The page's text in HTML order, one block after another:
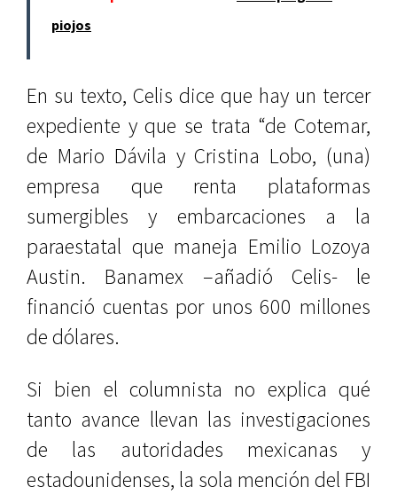
piojos
En su texto, Celis dice que hay un tercer
expediente y que se trata “de Cotemar,
de Mario Dávila y Cristina Lobo, (una)
empresa que renta plataformas
sumergibles y embarcaciones a la
paraestatal que maneja Emilio Lozoya
Austin. Banamex –añadió Celis- le
financió cuentas por unos 600 millones
de dólares.
Si bien el columnista no explica qué
tanto avance llevan las investigaciones
de las autoridades mexicanas y
estadounidenses, la sola mención del FBI